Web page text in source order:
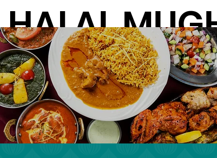
HALAL
本格ハラル料理ハ